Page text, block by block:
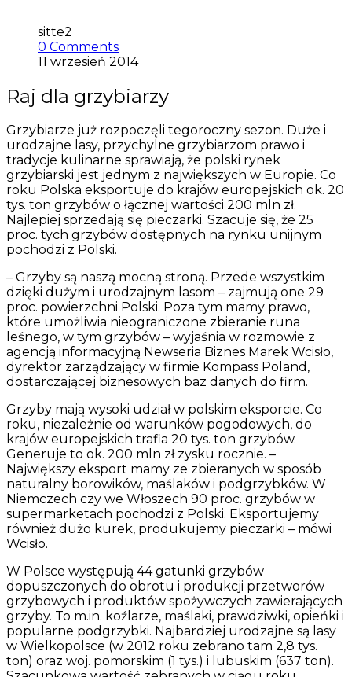
sitte2
0 Comments
11 wrzesień 2014
Raj dla grzybiarzy
Grzybiarze już rozpoczęli tegoroczny sezon. Duże i
urodzajne lasy, przychylne grzybiarzom prawo i
tradycje kulinarne sprawiają, że polski rynek
grzybiarski jest jednym z największych w Europie. Co
roku Polska eksportuje do krajów europejskich ok. 20
tys. ton grzybów o łącznej wartości 200 mln zł.
Najlepiej sprzedają się pieczarki. Szacuje się, że 25
proc. tych grzybów dostępnych na rynku unijnym
pochodzi z Polski.
– Grzyby są naszą mocną stroną. Przede wszystkim
dzięki dużym i urodzajnym lasom – zajmują one 29
proc. powierzchni Polski. Poza tym mamy prawo,
które umożliwia nieograniczone zbieranie runa
leśnego, w tym grzybów – wyjaśnia w rozmowie z
agencją informacyjną Newseria Biznes Marek Wcisło,
dyrektor zarządzający w firmie Kompass Poland,
dostarczającej biznesowych baz danych do firm.
Grzyby mają wysoki udział w polskim eksporcie. Co
roku, niezależnie od warunków pogodowych, do
krajów europejskich trafia 20 tys. ton grzybów.
Generuje to ok. 200 mln zł zysku rocznie. –
Największy eksport mamy ze zbieranych w sposób
naturalny borowików, maślaków i podgrzybków. W
Niemczech czy we Włoszech 90 proc. grzybów w
supermarketach pochodzi z Polski. Eksportujemy
również dużo kurek, produkujemy pieczarki – mówi
Wcisło.
W Polsce występują 44 gatunki grzybów
dopuszczonych do obrotu i produkcji przetworów
grzybowych i produktów spożywczych zawierających
grzyby. To m.in. koźlarze, maślaki, prawdziwki, opieńki i
popularne podgrzybki. Najbardziej urodzajne są lasy
w Wielkopolsce (w 2012 roku zebrano tam 2,8 tys.
ton) oraz woj. pomorskim (1 tys.) i lubuskim (637 ton).